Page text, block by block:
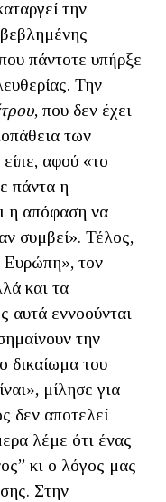
την
πάντοτε υπήρξε
Την
, που δεν έχει
των
αφού «το
πάντα η
η απόφαση να
συμβεί». Τέλος,
Ευρώπη», τον
και τα
αυτά εννοούνται
την
δικαίωμα του
μίλησε για
δεν αποτελεί
λέμε ότι ένας
κι ο λόγος μας
Στην